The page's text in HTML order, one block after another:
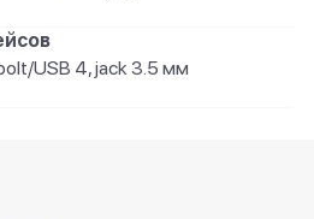
USB 4, jack 3.5 мм